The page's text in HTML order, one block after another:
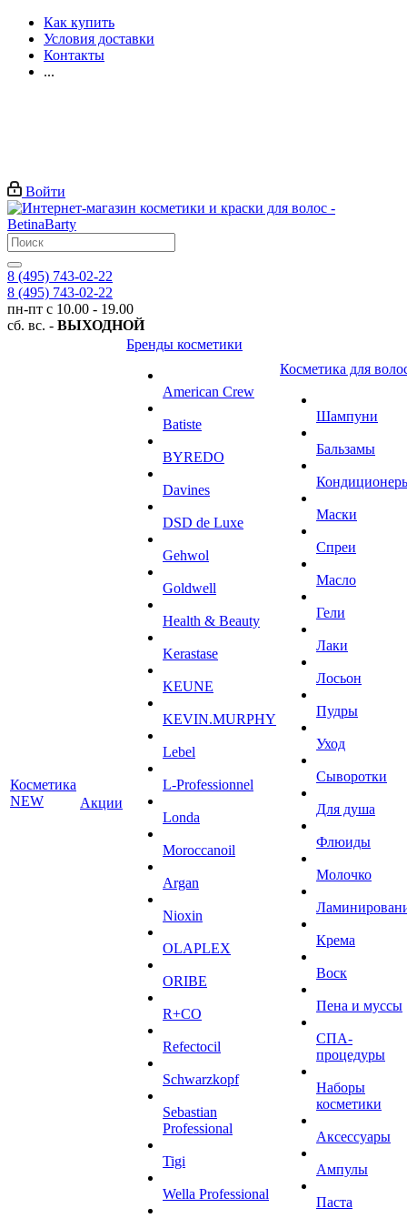
Как купить
Условия доставки
Контакты
...
Войти
8 (495) 743-02-22
8 (495) 743-02-22
пн-пт с 10.00 - 19.00
сб. вс. - ВЫХОДНОЙ
Косметика
NEW
Акции
Бренды косметики
American Crew
Batiste
BYREDO
Davines
DSD de Luxe
Gehwol
Goldwell
Health & Beauty
Kerastase
KEUNE
KEVIN.MURPHY
Lebel
L-Professionnel
Londa
Moroccanoil
Argan
Niохin
OLAPLEX
ORIBE
R+CO
Refectocil
Schwarzkopf
Sebastian
Professional
Tigi
Wella Professional
Косметика для
Шампуни
Бальзамы
Маски
Спреи
Масло
Гели
Лаки
Лосьон
Пудры
Уход
Сыворотки
Для душа
Флюиды
Молочко
Крема
Воск
Пена и муссы
СПА-
процедуры
Наборы
косметики
Аксессуары
Ампулы
Паста